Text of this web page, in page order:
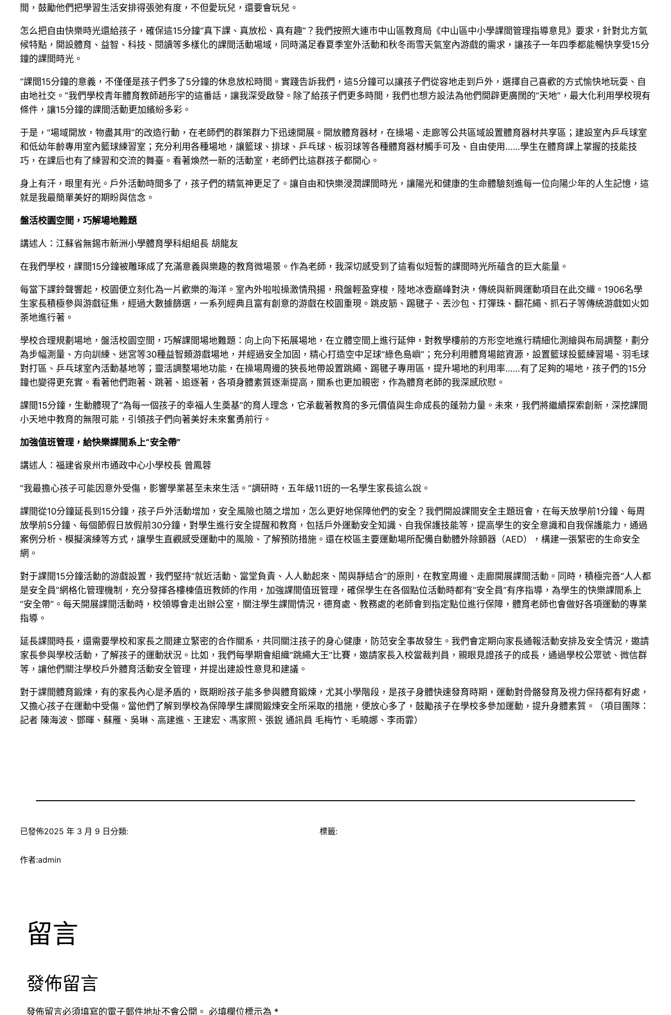
間，鼓勵他們把學習生活安排得張弛有度，不但愛玩兒，還要會玩兒。
怎么把自由快樂時光還給孩子，確保這15分鐘“真下課、真放松、真有趣”？我們按照大連市中山區教育局《中山區中小學課間管理指導意見》要求，針對北方氣
候特點，開設體育、益智、科技、閱讀等多樣化的課間活動場域，同時滿足春夏季室外活動和秋冬雨雪天氣室內游戲的需求，讓孩子一年四季都能暢快享受15分
鐘的課間時光。
“課間15分鐘的意義，不僅僅是孩子們多了5分鐘的休息放松時間。實踐告訴我們，這5分鐘可以讓孩子們從容地走到戶外，選擇自己喜歡的方式愉快地玩耍、自
由地社交。”我們學校青年體育教師趙彤宇的這番話，讓我深受啟發。除了給孩子們更多時間，我們也想方設法為他們開辟更廣闊的“天地”，最大化利用學校現有
條件，讓15分鐘的課間活動更加繽紛多彩。
于是，“場域開放，物盡其用”的改造行動，在老師們的群策群力下迅速開展。開放體育器材，在操場、走廊等公共區域設置體育器材共享區；建設室內乒乓球室
和低幼年齡專用室內籃球練習室；充分利用各種場地，讓籃球、排球、乒乓球、板羽球等各種體育器材觸手可及、自由使用……學生在體育課上掌握的技能技
巧，在課后也有了練習和交流的舞臺。看著煥然一新的活動室，老師們比這群孩子都開心。
身上有汗，眼里有光。戶外活動時間多了，孩子們的精氣神更足了。讓自由和快樂浸潤課間時光，讓陽光和健康的生命體驗刻進每一位向陽少年的人生記憶，這
就是我最簡單美好的期盼與信念。
盤活校園空間，巧解場地難題
講述人：江蘇省無錫市新洲小學體育學科組組長 胡龍友
在我們學校，課間15分鐘被雕琢成了充滿意義與樂趣的教育微場景。作為老師，我深切感受到了這看似短暫的課間時光所蘊含的巨大能量。
每當下課鈴聲響起，校園便立刻化為一片歡樂的海洋。室內外啦啦操激情飛揚，飛盤輕盈穿梭，陸地冰壺巔峰對決，傳統與新興運動項目在此交織。1906名學
生家長積極參與游戲征集，經過大數據篩選，一系列經典且富有創意的游戲在校園重現。跳皮筋、踢毽子、丟沙包、打彈珠、翻花繩、抓石子等傳統游戲如火如
荼地進行著。
學校合理規劃場地，盤活校園空間，巧解課間場地難題：向上向下拓展場地，在立體空間上進行延伸，對教學樓前的方形空地進行精細化測繪與布局調整，劃分
為步幅測量、方向訓練、迷宮等30種益智類游戲場地，并經過安全加固，精心打造空中足球“綠色島嶼”；充分利用體育場館資源，設置籃球投籃練習場、羽毛球
對打區、乒乓球室內活動基地等；靈活調整場地功能，在操場周邊的狹長地帶設置跳繩、踢毽子專用區，提升場地的利用率……有了足夠的場地，孩子們的15分
鐘也變得更充實。看著他們跑著、跳著、追逐著，各項身體素質逐漸提高，關系也更加親密，作為體育老師的我深感欣慰。
課間15分鐘，生動體現了“為每一個孩子的幸福人生奠基”的育人理念，它承載著教育的多元價值與生命成長的蓬勃力量。未來，我們將繼續探索創新，深挖課間
小天地中教育的無限可能，引領孩子們向著美好未來奮勇前行。
加強值班管理，給快樂課間系上“安全帶”
講述人：福建省泉州市通政中心小學校長 曾鳳蓉
“我最擔心孩子可能因意外受傷，影響學業甚至未來生活。”調研時，五年級11班的一名學生家長這么說。
課間從10分鐘延長到15分鐘，孩子戶外活動增加，安全風險也隨之增加，怎么更好地保障他們的安全？我們開設課間安全主題班會，在每天放學前1分鐘、每周
放學前5分鐘、每個節假日放假前30分鐘，對學生進行安全提醒和教育，包括戶外運動安全知識、自我保護技能等，提高學生的安全意識和自我保護能力，通過
案例分析、模擬演練等方式，讓學生直觀感受運動中的風險、了解預防措施。還在校區主要運動場所配備自動體外除顫器（AED），構建一張緊密的生命安全
網。
對于課間15分鐘活動的游戲設置，我們堅持“就近活動、當堂負責、人人動起來、鬧與靜結合”的原則，在教室周邊、走廊開展課間活動。同時，積極完善“人人都
是安全員”網格化管理機制，充分發揮各樓棟值班教師的作用，加強課間值班管理，確保學生在各個點位活動時都有“安全員”有序指導，為學生的快樂課間系上
“安全帶”。每天開展課間活動時，校領導會走出辦公室，關注學生課間情況，德育處、教務處的老師會到指定點位進行保障，體育老師也會做好各項運動的專業
指導。
延長課間時長，還需要學校和家長之間建立緊密的合作關系，共同關注孩子的身心健康，防范安全事故發生。我們會定期向家長通報活動安排及安全情況，邀請
家長參與學校活動，了解孩子的運動狀況。比如，我們每學期會組織“跳繩大王”比賽，邀請家長入校當裁判員，親眼見證孩子的成長，通過學校公眾號、微信群
等，讓他們關注學校戶外體育活動安全管理，并提出建設性意見和建議。
對于課間體育鍛煉，有的家長內心是矛盾的，既期盼孩子能多參與體育鍛煉，尤其小學階段，是孩子身體快速發育時期，運動對骨骼發育及視力保持都有好處，
又擔心孩子在運動中受傷。當他們了解到學校為保障學生課間鍛煉安全所采取的措施，便放心多了，鼓勵孩子在學校多參加運動，提升身體素質。（項目團隊：
記者 陳海波、鄧暉、蘇雁、吳琳、高建進、王建宏、馮家照、張銳 通訊員 毛梅竹、毛曉娜、李雨霏）
已發佈2025 年 3 月 9 日 分類:
作者:admin
標籤:
留言
發佈留言
發佈留言必須填寫的電子郵件地址不會公開。 必填欄位標示為 *